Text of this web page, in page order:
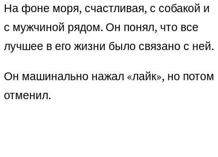
На фоне моря, счастливая, с собакой и
с мужчиной рядом. Он понял, что все
лучшее в его жизни было связано с ней.
Он машинально нажал «лайк», но потом
отменил.